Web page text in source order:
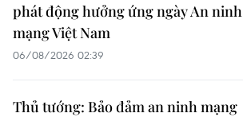
phát động hưởng ứng ngày An ninh
mạng Việt Nam
06/08/2026 02:39
Thủ tướng: Bảo đảm an ninh mạng